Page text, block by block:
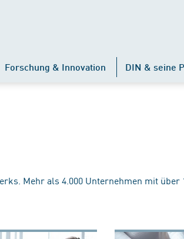
Forschung & Innovation DIN & seine
Mehr als 4.000 Unternehmen mit